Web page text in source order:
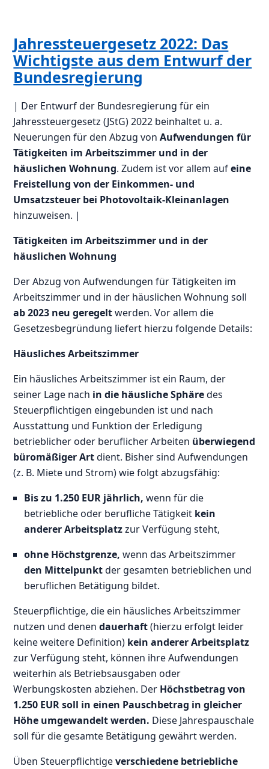
Jahressteuergesetz 2022: Das
Wichtigste aus dem Entwurf der
Bundesregierung
| Der Entwurf der Bundesregierung für ein
Jahressteuergesetz (JStG) 2022 beinhaltet u. a.
Neuerungen für den Abzug vonAufwendungen für
Tätigkeiten im Arbeitszimmer und in der
häuslichen Wohnung. Zudem ist vor allem aufeine
Freistellung von der Einkommen- und
Umsatzsteuer bei Photovoltaik-Kleinanlagen
hinzuweisen. |
Tätigkeiten im Arbeitszimmer und in der
häuslichen Wohnung
Der Abzug von Aufwendungen für Tätigkeiten im
Arbeitszimmer und in der häuslichen Wohnung soll
ab 2023 neu geregeltwerden. Vor allem die
Gesetzesbegründung liefert hierzu folgende Details:
Häusliches Arbeitszimmer
Ein häusliches Arbeitszimmer ist ein Raum, der
seiner Lage nach in die häusliche Sphäredes
Steuerpflichtigen eingebunden ist und nach
Ausstattung und Funktion der Erledigung
betrieblicher oder beruflicher Arbeiten überwiegend
büromäßiger Artdient. Bisher sind Aufwendungen
(z. B. Miete und Strom) wie folgt abzugsfähig:
Bis zu 1.250 EUR jährlich, wenn für die
betriebliche oder berufliche Tätigkeit kein
anderer Arbeitsplatzzur Verfügung steht,
ohne Höchstgrenze, wenn das Arbeitszimmer
den Mittelpunktder gesamten betrieblichen und
beruflichen Betätigung bildet.
Steuerpflichtige, die ein häusliches Arbeitszimmer
nutzen und denendauerhaft(hierzu erfolgt leider
keine weitere Definition) kein anderer Arbeitsplatz
zur Verfügung steht, können ihre Aufwendungen
weiterhin als Betriebsausgaben oder
Werbungskosten abziehen. Der Höchstbetrag von
1.250 EUR soll in einen Pauschbetrag in gleicher
Höhe umgewandelt werden. Diese Jahrespauschale
soll für die gesamte Betätigung gewährt werden.
Üben Steuerpflichtigeverschiedene betriebliche